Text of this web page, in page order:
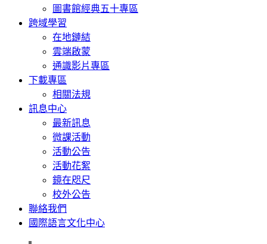
圖書館經典五十專區
跨域學習
在地鏈結
雲端啟蒙
通識影片專區
下載專區
相關法規
訊息中心
最新訊息
微課活動
活動公告
活動花絮
鏡在咫尺
校外公告
聯絡我們
國際語言文化中心